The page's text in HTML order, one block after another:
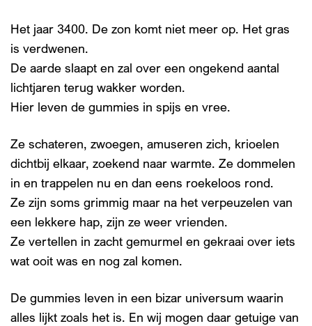
Het jaar 3400. De zon komt niet meer op. Het gras
is verdwenen.
De aarde slaapt en zal over een ongekend aantal
lichtjaren terug wakker worden.
Hier leven de gummies in spijs en vree.
Ze schateren, zwoegen, amuseren zich, krioelen
dichtbij elkaar, zoekend naar warmte. Ze dommelen
in en trappelen nu en dan eens roekeloos rond.
Ze zijn soms grimmig maar na het verpeuzelen van
een lekkere hap, zijn ze weer vrienden.
Ze vertellen in zacht gemurmel en gekraai over iets
wat ooit was en nog zal komen.
De gummies leven in een bizar universum waarin
alles lijkt zoals het is. En wij mogen daar getuige van